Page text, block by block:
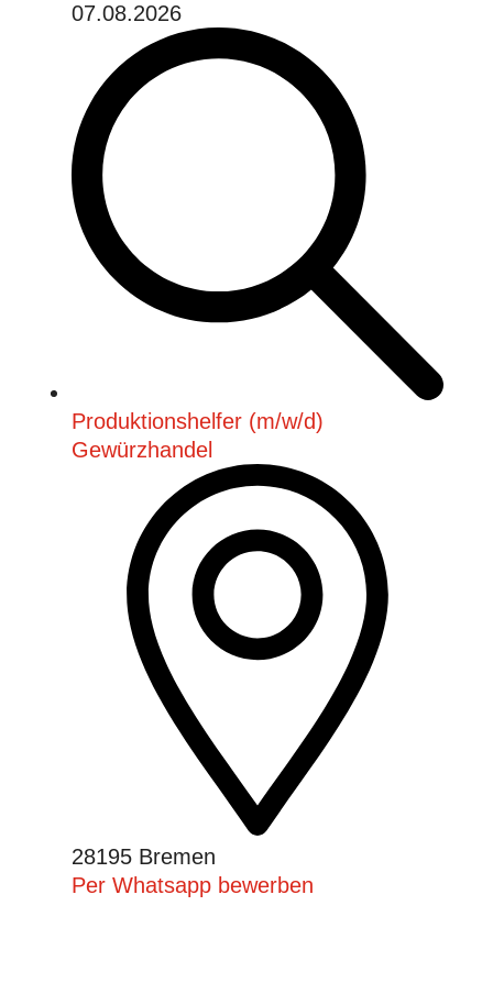
07.08.2026
Produktionshelfer (m/w/d)
Gewürzhandel
28195 Bremen
Per Whatsapp bewerben